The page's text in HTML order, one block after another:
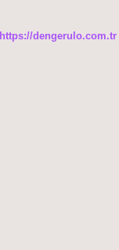
https://dengerulo.com.tr